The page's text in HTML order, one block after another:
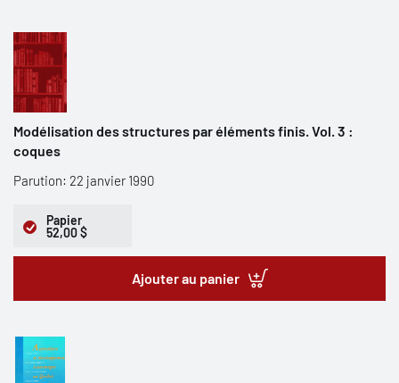
Modélisation des structures par éléments finis. Vol. 3 :
coques
Parution: 22 janvier 1990
Papier
52,00 $
Ajouter au panier